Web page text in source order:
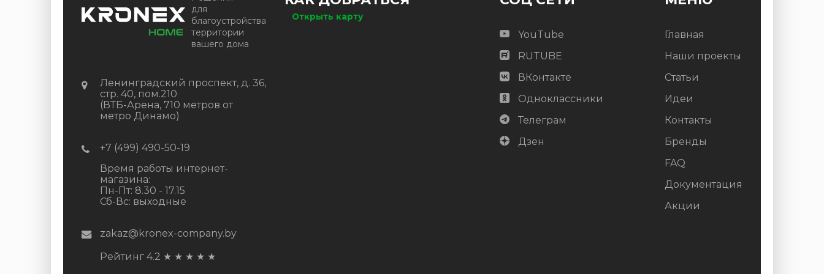
КУПИТЬ
для
благоустройства
территории
вашего дома
Ленинградский проспект, д. 36,
стр. 40, пом.210
(ВТБ-Арена, 710 метров от
метро Динамо)
+7 (499) 490-50-19
Время работы интернет-
магазина:
Пн-Пт: 8.30 - 17.15
Сб-Вс: выходные
zakaz@kronex-company.by
Рейтинг 4.2 ★ ★ ★ ★ ★
Открыть карту
YouTube
RUTUBE
ВКонтакте
Одноклассники
Телеграм
Дзен
Главная
Наши проекты
Статьи
Идеи
Контакты
Бренды
FAQ
Документация
Акции